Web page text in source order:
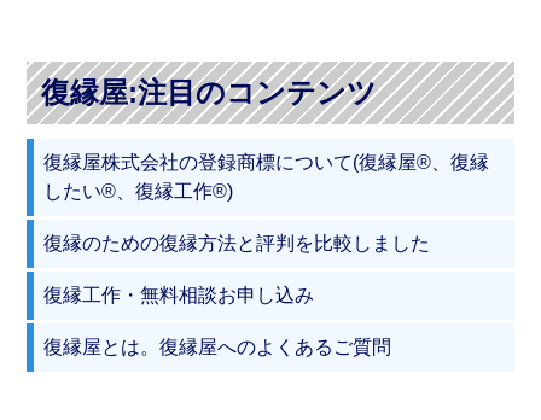
復縁屋:注目のコンテンツ
復縁屋株式会社の登録商標について(復縁屋®、復縁
したい®、復縁工作®)
復縁のための復縁方法と評判を比較しました
復縁工作・無料相談お申し込み
復縁屋とは。復縁屋へのよくあるご質問